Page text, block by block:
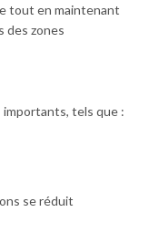
tout en maintenant
des zones
importants, tels que :
se réduit